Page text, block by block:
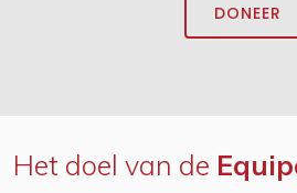
DONEER
Het doel van de